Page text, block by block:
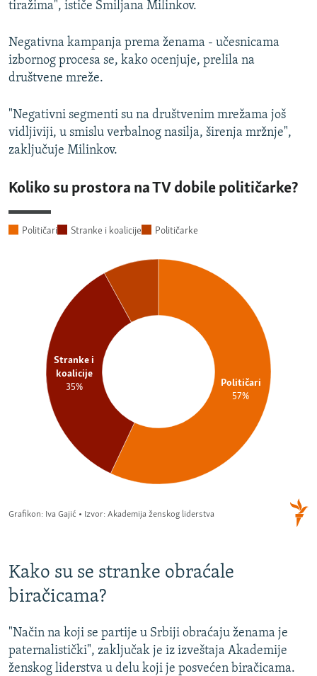
tiražima", ističe Smiljana Milinkov.
Negativna kampanja prema ženama - učesnicama
izbornog procesa se, kako ocenjuje, prelila na
društvene mreže.
"Negativni segmenti su na društvenim mrežama još
vidljiviji, u smislu verbalnog nasilja, širenja mržnje",
zaključuje Milinkov.
Kako su se stranke obraćale
biračicama?
"Način na koji se partije u Srbiji obraćaju ženama je
paternalistički", zaključak je iz izveštaja Akademije
ženskog liderstva u delu koji je posvećen biračicama.